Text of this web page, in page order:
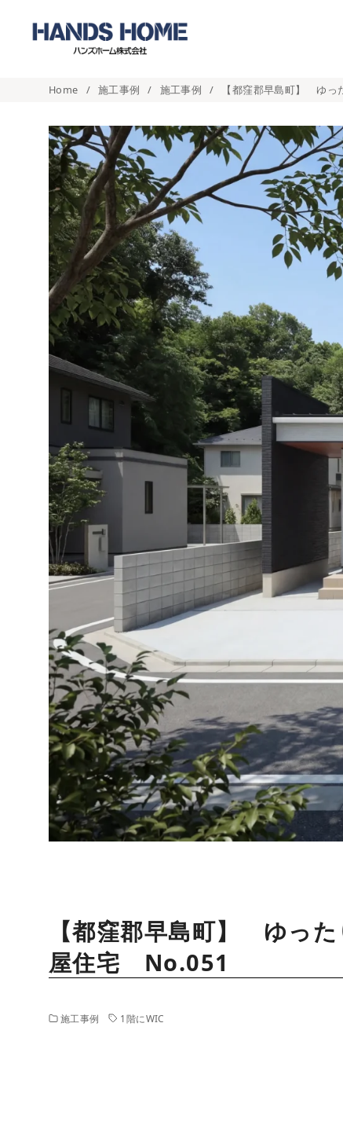
Home 施工事例 施工事例 【都窪郡早島町】 ゆっ
【都窪郡早島町】 ゆっ
屋住宅 No.051
施工事例 1階にWIC